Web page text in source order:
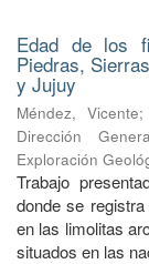
Edad de los
Piedras,
y Jujuy
Méndez, Vicente
Dirección
Exploración
Trabajo
donde se
en las limolitas
situados en las